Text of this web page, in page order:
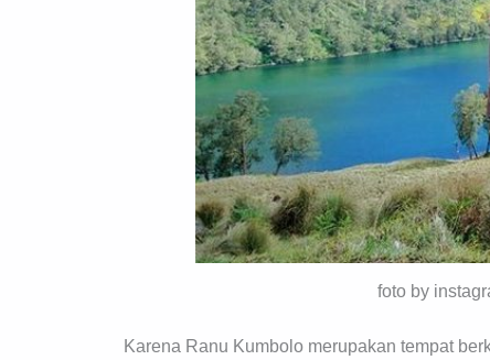
foto by
Karena Ranu Kumbolo merupakan tempat